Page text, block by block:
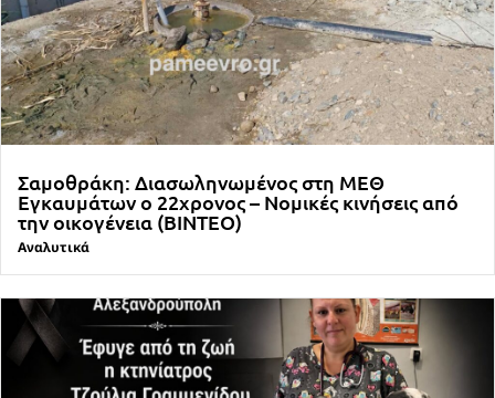
Σαμοθράκη: Διασωληνωμένος στη ΜΕΘ
Εγκαυμάτων ο 22χρονος – Νομικές κινήσεις από
την οικογένεια (ΒΙΝΤΕΟ)
Αναλυτικά